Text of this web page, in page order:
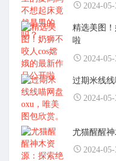
2024-05-
精选美图
啦
2024-05-
过期米线线
2024-05-
尤猫醒醒
2024-05-